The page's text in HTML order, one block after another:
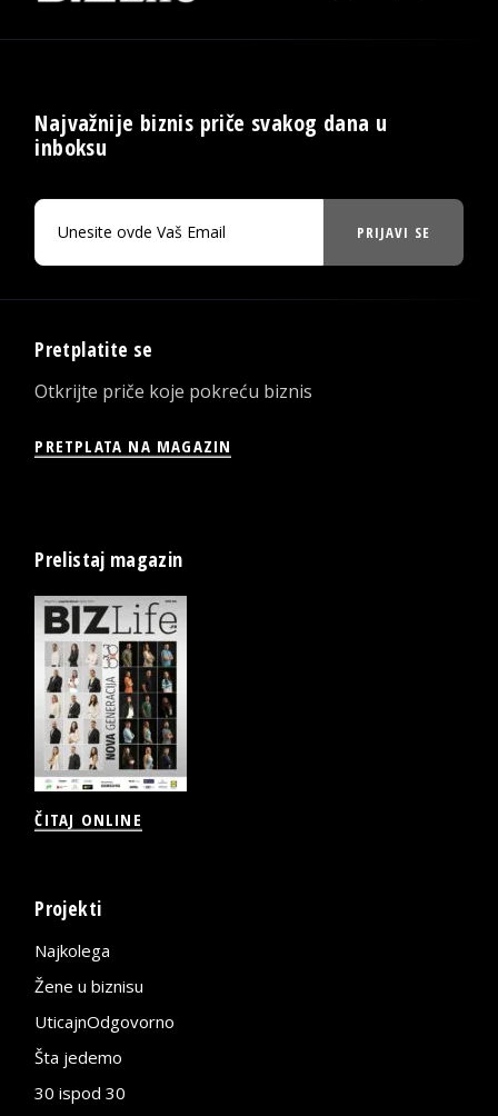
Najvažnije biznis priče svakog dana u
inboksu
PRIJAVI SE
Pretplatite se
Otkrijte priče koje pokreću biznis
PRETPLATA NA MAGAZIN
Prelistaj magazin
ČITAJ ONLINE
Projekti
Najkolega
Žene u biznisu
UticajnOdgovorno
Šta jedemo
30 ispod 30